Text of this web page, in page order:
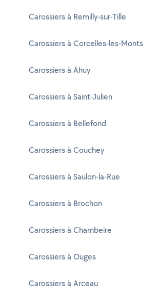
Carossiers à Remilly-sur-Tille
Carossiers à Corcelles-les-Monts
Carossiers à Ahuy
Carossiers à Saint-Julien
Carossiers à Bellefond
Carossiers à Couchey
Carossiers à Saulon-la-Rue
Carossiers à Brochon
Carossiers à Chambeire
Carossiers à Ouges
Carossiers à Arceau